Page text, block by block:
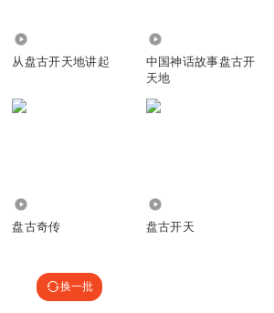
从盘古开天地讲起
中国神话故事盘古开
天地
盘古奇传 盘古开天
换一批